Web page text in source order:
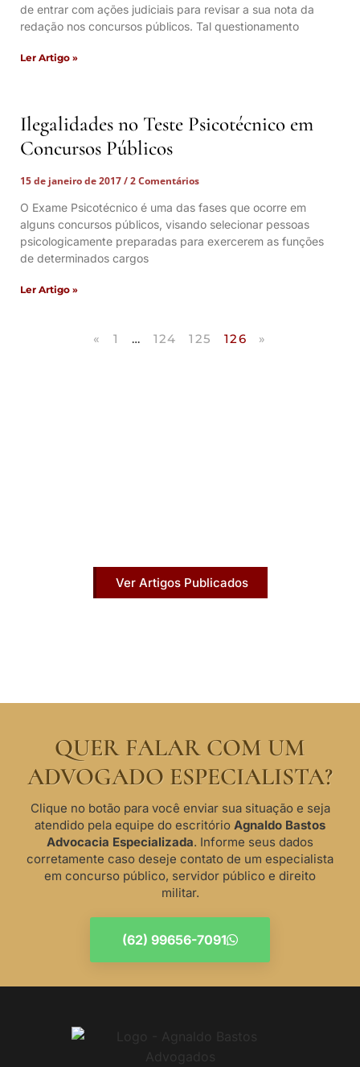
de entrar com ações judiciais para revisar a sua nota da
redação nos concursos públicos. Tal questionamento
Ler Artigo »
Ilegalidades no Teste Psicotécnico em
Concursos Públicos
15 de janeiro de 2017
2 Comentários
O Exame Psicotécnico é uma das fases que ocorre em
alguns concursos públicos, visando selecionar pessoas
psicologicamente preparadas para exercerem as funções
de determinados cargos
Ler Artigo »
« 1 … 124 125 126 »
Ver Artigos Publicados
QUER FALAR COM UM
ADVOGADO ESPECIALISTA?
Clique no botão para você enviar sua situação e seja
atendido pela equipe do escritório Agnaldo Bastos
Advocacia Especializada. Informe seus dados
corretamente caso deseje contato de um especialista
em concurso público, servidor público e direito
militar.
(62) 99656-7091